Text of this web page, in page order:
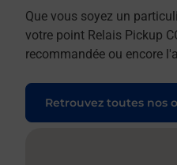
Que vous soyez un
votre point Relais Pickup
recommandée ou encore
Retrouvez toutes nos